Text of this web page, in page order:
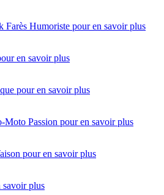
Farès Humoriste pour en savoir plus
en savoir plus
pour en savoir plus
Moto Passion pour en savoir plus
pour en savoir plus
savoir plus